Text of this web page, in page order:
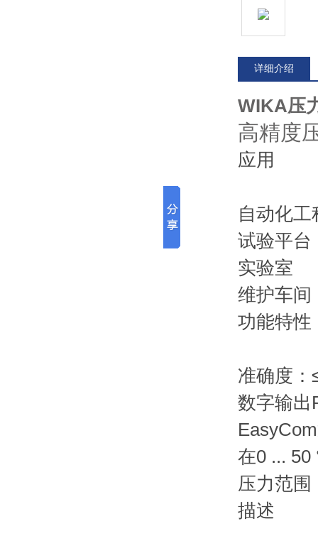
详细介绍
WIKA压
高精度
应用
自动化工
试验平台
实验室
维护车间
功能特性
准确度：
数字输出
在0 ... 50
压力范围
描述